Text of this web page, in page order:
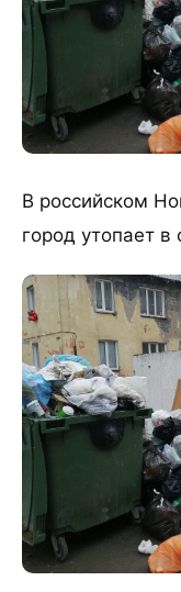
В российском
город утопает в